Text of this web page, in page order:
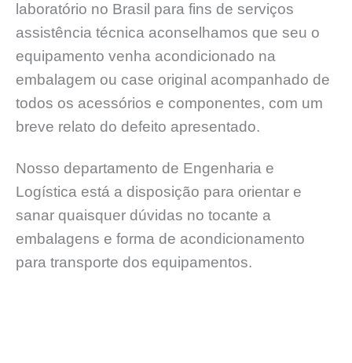
laboratório no Brasil para fins de serviços
assistência técnica aconselhamos que seu o
equipamento venha acondicionado na
embalagem ou case original acompanhado de
todos os acessórios e componentes, com um
breve relato do defeito apresentado.
Nosso departamento de Engenharia e
Logística está a disposição para orientar e
sanar quaisquer dúvidas no tocante a
embalagens e forma de acondicionamento
para transporte dos equipamentos.